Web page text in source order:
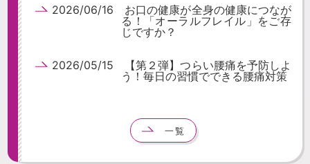
2026/06/16 お口の健康が全身の健康につなが
る！「オーラルフレイル」をご存
じですか？
2026/05/15 【第２弾】つらい腰痛を予防しよ
う！毎日の習慣でできる腰痛対策
一覧